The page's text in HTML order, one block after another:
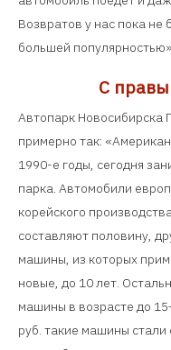
Возвратов у нас пока не
большей
С
Автопарк Новосибирска
примерно так:
1990-е годы, сегодня
парка. Автомобили
корейского
составляют половину,
машины, из которых
новые, до 10 лет.
машины в возрасте до
руб. такие машины